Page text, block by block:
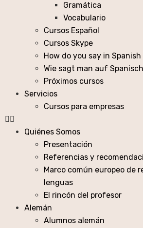
Gramática
Vocabulario
Cursos Español
Cursos Skype
How do you say in Spanish
Wie sagt man auf Spanisch
Próximos cursos
Servicios
Cursos para empresas
Quiénes Somos
Presentación
Referencias y
Marco común europeo de
lenguas
El rincón del profesor
Alemán
Alumnos alemán